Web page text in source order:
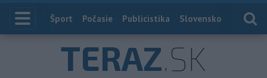
Index
Šport Počasie Publicistika Slovensko
TERAZ.SK